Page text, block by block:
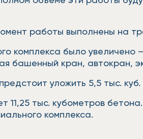
работы выполнены на
комплекса было увеличено
башенный кран, автокран,
уложить 5,5 тыс.
11,25 тыс. кубометров
комплекса.